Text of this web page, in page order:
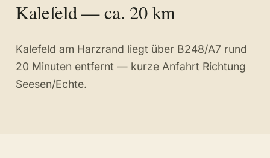
Kalefeld — ca. 20 km
Kalefeld am Harzrand liegt über B248/A7 rund
20 Minuten entfernt — kurze Anfahrt Richtung
Seesen/Echte.